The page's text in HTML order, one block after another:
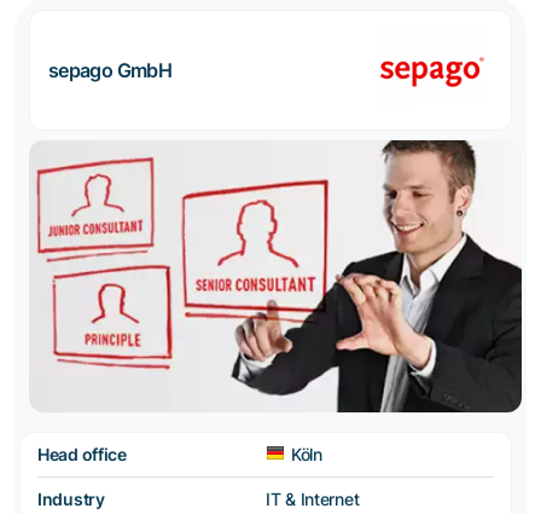
sepago GmbH
Head office Köln
Industry IT & Internet